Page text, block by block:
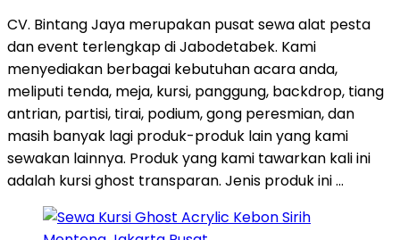
CV. Bintang Jaya merupakan pusat sewa alat pesta
dan event terlengkap di Jabodetabek. Kami
menyediakan berbagai kebutuhan acara anda,
meliputi tenda, meja, kursi, panggung, backdrop, tiang
antrian, partisi, tirai, podium, gong peresmian, dan
masih banyak lagi produk-produk lain yang kami
sewakan lainnya. Produk yang kami tawarkan kali ini
adalah kursi ghost transparan. Jenis produk ini …